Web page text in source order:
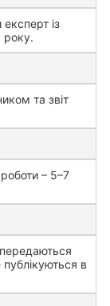
із
року.
та звіт
– 5–7
передаються
в